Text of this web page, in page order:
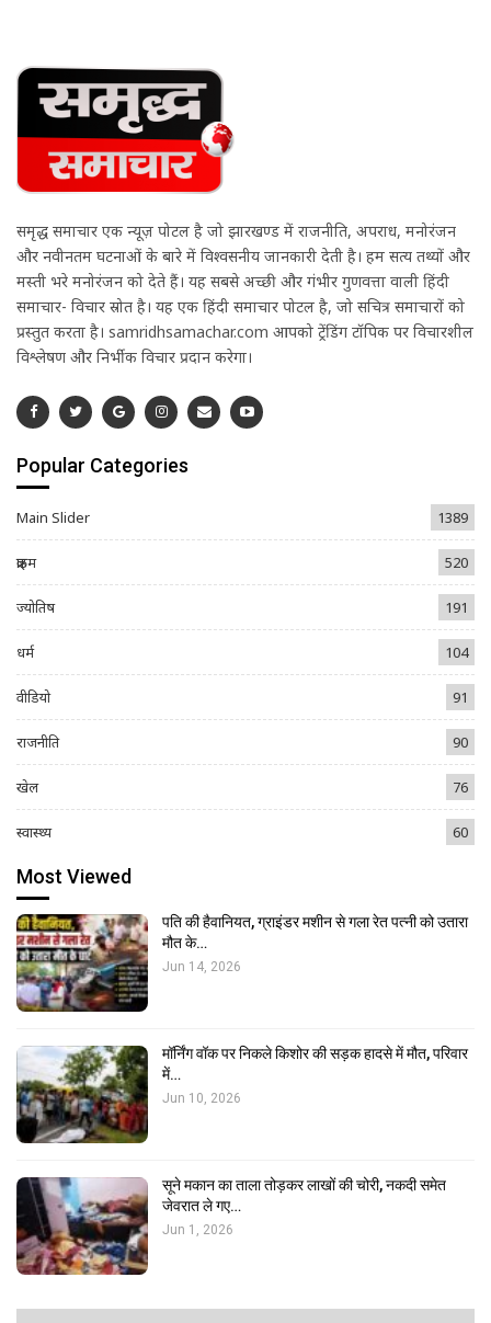
समृद्ध समाचार एक न्यूज़ पोर्टल है जो झारखण्ड में राजनीति, अपराध, मनोरंजन
और नवीनतम घटनाओं के बारे में विश्वसनीय जानकारी देती है। हम सत्य तथ्यों और
मस्ती भरे मनोरंजन को देते हैं। यह सबसे अच्छी और गंभीर गुणवत्ता वाली हिंदी
समाचार- विचार स्रोत है। यह एक हिंदी समाचार पोर्टल है, जो सचित्र समाचारों को
प्रस्तुत करता है। samridhsamachar.com आपको ट्रेंडिंग टॉपिक पर विचारशील
विश्लेषण और निर्भीक विचार प्रदान करेगा।
Popular Categories
Main Slider 1389
क्राइम 520
ज्योतिष 191
धर्म 104
वीडियो 91
राजनीति 90
खेल 76
स्वास्थ्य 60
Most Viewed
पति की हैवानियत, ग्राइंडर मशीन से गला रेत पत्नी को उतारा
मौत के…
Jun 14, 2026
मॉर्निंग वॉक पर निकले किशोर की सड़क हादसे में मौत, परिवार
में…
Jun 10, 2026
सूने मकान का ताला तोड़कर लाखों की चोरी, नकदी समेत
जेवरात ले गए…
Jun 1, 2026